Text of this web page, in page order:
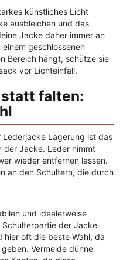
künstliches Licht
ausbleichen und das
Jacke daher immer an
geschlossenen
Bereich hängt, schütze sie
vor Lichteinfall.
falten:
Lederjacke Lagerung ist das
der Jacke. Leder nimmt
wieder entfernen lassen.
an den Schultern, die durch
und idealerweise
der Jacke
oft die beste Wahl, da
Vermeide dünne